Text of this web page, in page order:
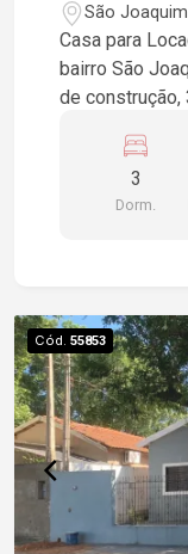
São
Casa para
bairro São
de construção,
3
Dorm.
Cód. 55853